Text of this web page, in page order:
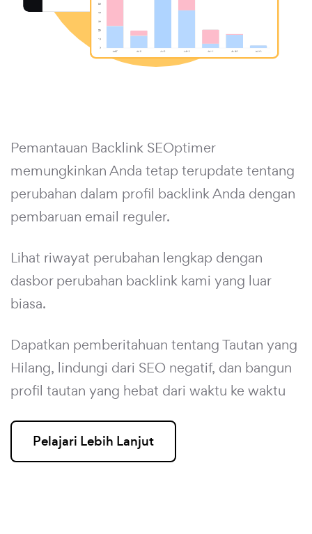
Pemantauan Backlink SEOptimer
memungkinkan Anda tetap terupdate tentang
perubahan dalam profil backlink Anda dengan
pembaruan email reguler.
Lihat riwayat perubahan lengkap dengan
dasbor perubahan backlink kami yang luar
biasa.
Dapatkan pemberitahuan tentang Tautan yang
Hilang, lindungi dari SEO negatif, dan bangun
profil tautan yang hebat dari waktu ke waktu
Pelajari Lebih Lanjut